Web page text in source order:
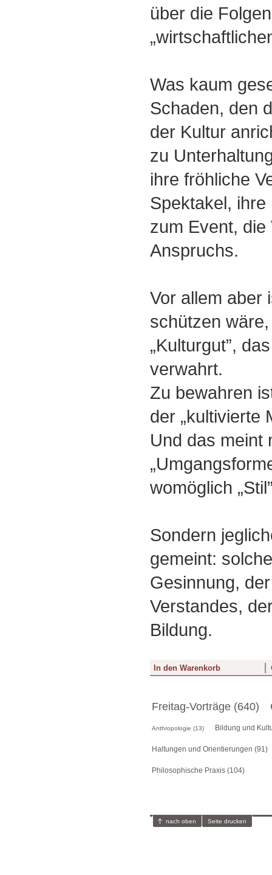
über die
Was kaum
Schaden, den
der Kultur
zu
ihre fröhliche
Spektakel,
zum Event, die
Anspruchs.
Vor allem aber
schützen
„Kulturgut”,
verwahrt.
Zu bewahren
der „kultivierte
Und das meint
womöglich
Sondern
gemeint:
Gesinnung,
Verstandes,
Bildung.
Freitag-Vorträge (640)
Anthropologie (13) Bildung und
Haltungen und Orientierungen (91)
Philosophische Praxis (104)
nach oben Seite drucken